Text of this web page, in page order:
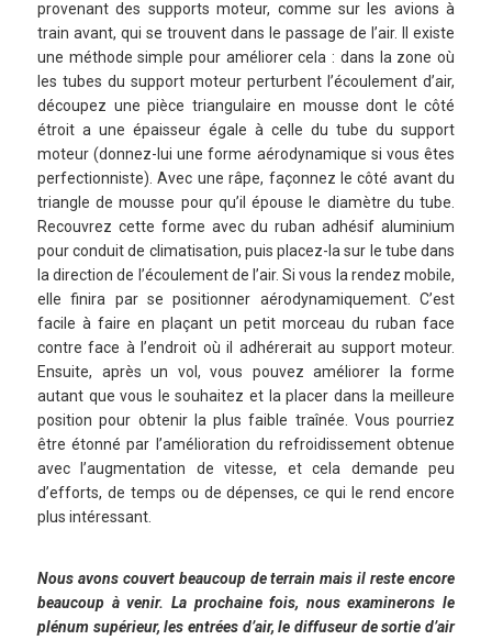
provenant des supports moteur, comme sur les avions à
train avant, qui se trouvent dans le passage de l’air. Il existe
une méthode simple pour améliorer cela : dans la zone où
les tubes du support moteur perturbent l’écoulement d’air,
découpez une pièce triangulaire en mousse dont le côté
étroit a une épaisseur égale à celle du tube du support
moteur (donnez-lui une forme aérodynamique si vous êtes
perfectionniste). Avec une râpe, façonnez le côté avant du
triangle de mousse pour qu’il épouse le diamètre du tube.
Recouvrez cette forme avec du ruban adhésif aluminium
pour conduit de climatisation, puis placez-la sur le tube dans
la direction de l’écoulement de l’air. Si vous la rendez mobile,
elle finira par se positionner aérodynamiquement. C’est
facile à faire en plaçant un petit morceau du ruban face
contre face à l’endroit où il adhérerait au support moteur.
Ensuite, après un vol, vous pouvez améliorer la forme
autant que vous le souhaitez et la placer dans la meilleure
position pour obtenir la plus faible traînée. Vous pourriez
être étonné par l’amélioration du refroidissement obtenue
avec l’augmentation de vitesse, et cela demande peu
d’efforts, de temps ou de dépenses, ce qui le rend encore
plus intéressant.
Nous avons couvert beaucoup de terrain mais il reste encore
beaucoup à venir. La prochaine fois, nous examinerons le
plénum supérieur, les entrées d’air, le diffuseur de sortie d’air